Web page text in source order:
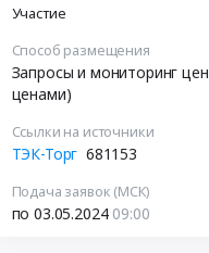
Участие
Способ размещения
Запросы и мониторинг цен
ценами)
Ссылки на источники
ТЭК-Торг 681153
Подача заявок (МСК)
по 03.05.2024 09:00